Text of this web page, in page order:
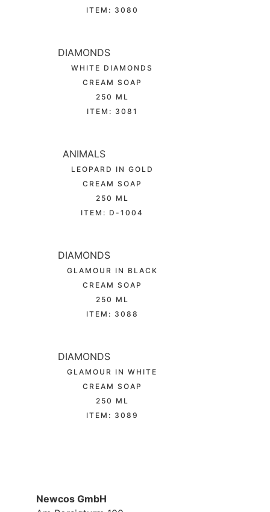
ITEM: 3080
DIAMONDS
WHITE DIAMONDS
CREAM SOAP
250 ML
ITEM: 3081
ANIMALS
LEOPARD IN GOLD
CREAM SOAP
250 ML
ITEM: D-1004
DIAMONDS
GLAMOUR IN BLACK
CREAM SOAP
250 ML
ITEM: 3088
DIAMONDS
GLAMOUR IN WHITE
CREAM SOAP
250 ML
ITEM: 3089
Newcos GmbH